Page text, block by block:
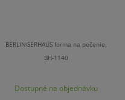
BERLINGERHAUS forma na pečenie,
BH-1140
Dostupné na objednávku